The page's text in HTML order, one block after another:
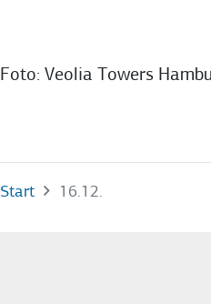
Foto: Veolia Towers
Start 16.12.